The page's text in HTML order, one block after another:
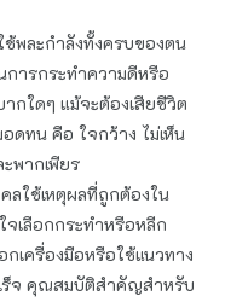
พละกำลังทั้งครบของตน
การกระทำความดีหรือ
กใดๆ แม้จะต้องเสียชีวิต
ทน คือ ใจกว้าง ไม่เห็น
พากเพียร
ลใช้เหตุผลที่ถูกต้องใน
เลือกกระทำหรือหลีก
เครื่องมือหรือใช้แนวทาง
เร็จ คุณสมบัติสำคัญสำหรับ